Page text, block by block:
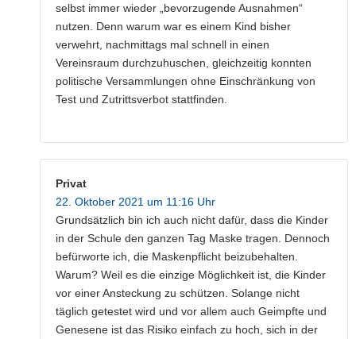
selbst immer wieder „bevorzugende Ausnahmen“
nutzen. Denn warum war es einem Kind bisher
verwehrt, nachmittags mal schnell in einen
Vereinsraum durchzuhuschen, gleichzeitig konnten
politische Versammlungen ohne Einschränkung von
Test und Zutrittsverbot stattfinden.
Privat
22. Oktober 2021 um 11:16 Uhr
Grundsätzlich bin ich auch nicht dafür, dass die Kinder
in der Schule den ganzen Tag Maske tragen. Dennoch
befürworte ich, die Maskenpflicht beizubehalten.
Warum? Weil es die einzige Möglichkeit ist, die Kinder
vor einer Ansteckung zu schützen. Solange nicht
täglich getestet wird und vor allem auch Geimpfte und
Genesene ist das Risiko einfach zu hoch, sich in der